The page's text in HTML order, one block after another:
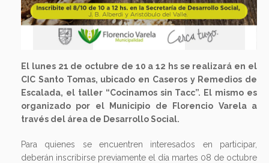
El lunes 21 de octubre de 10 a 12 hs se realizará en el
CIC Santo Tomas, ubicado en Caseros y Remedios de
Escalada, el taller “Cocinamos sin Tacc”. El mismo es
organizado por el Municipio de Florencio Varela a
través del área de Desarrollo Social.
Para quienes se encuentren interesados en participar,
deberán inscribirse previamente el día martes 08 de octubre